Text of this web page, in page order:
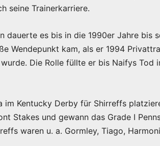
seine Trainerkarriere.
dauerte es bis in die 1990er Jahre bis
Wendepunkt kam, als er 1994
Die Rolle füllte er bis Naifys Tod
im Kentucky Derby für Shirreffs
Stakes und gewann das Grade I
waren u. a. Gormley, Tiago,